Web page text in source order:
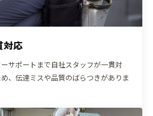
対応
サポートまで自社スタッフが一貫対
、伝達ミスや品質のばらつきがありま